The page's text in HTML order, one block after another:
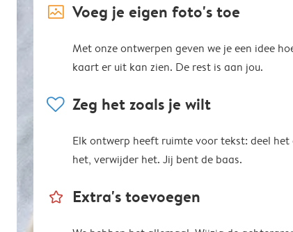
image_placeholder Voeg je eigen foto's toe
Met onze ontwerpen geven we je een idee
kaart er uit kan zien. De rest is aan jou.
heart Zeg het zoals je wilt
Elk ontwerp heeft ruimte voor tekst: deel
het, verwijder het. Jij bent de baas.
star_outline Extra's toevoegen